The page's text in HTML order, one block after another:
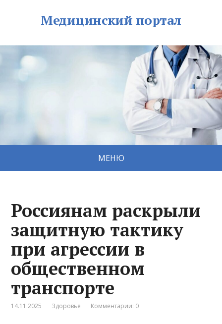
Медицинский портал
МЕНЮ
Россиянам раскрыли
защитную тактику
при агрессии в
общественном
транспорте
14.11.2025 Здоровье Комментарии: 0